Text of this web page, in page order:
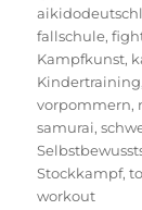
fallschule,
Kampfkunst,
Kindertraining
vorpommern,
samurai,
Stockkampf,
workout